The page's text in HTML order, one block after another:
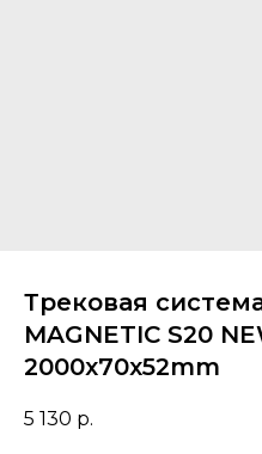
Трековая
MAGNETIC S20
2000x70x52mm
5 130 р.